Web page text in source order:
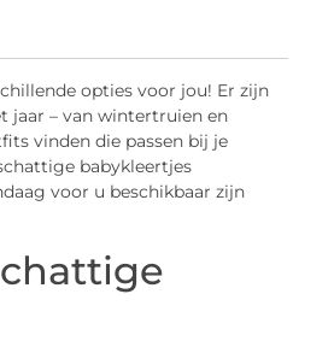
opties voor jou! Er zijn
jaar – van wintertruien en
vinden die passen bij je
babykleertjes
voor u beschikbaar zijn